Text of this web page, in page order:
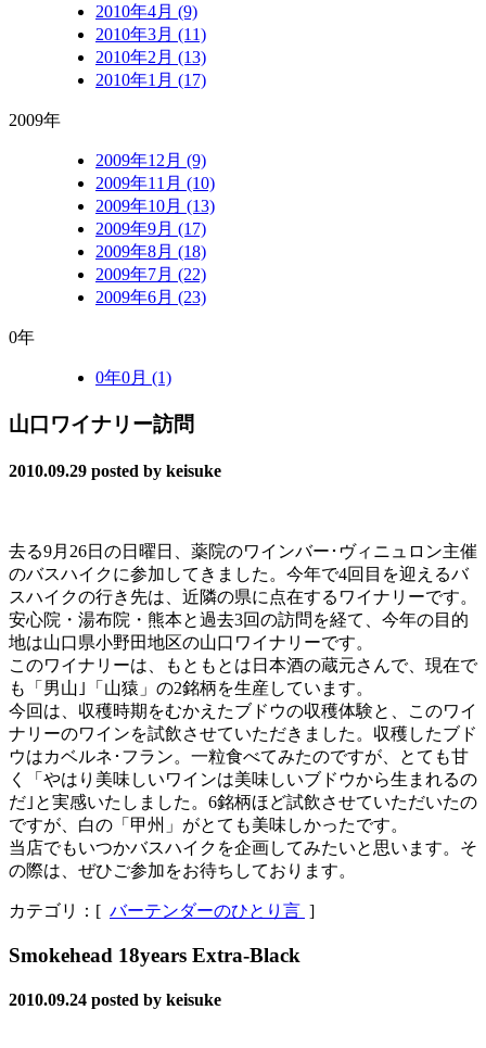
2010年4月 (9)
2010年3月 (11)
2010年2月 (13)
2010年1月 (17)
2009年
2009年12月 (9)
2009年11月 (10)
2009年10月 (13)
2009年9月 (17)
2009年8月 (18)
2009年7月 (22)
2009年6月 (23)
0年
0年0月 (1)
山口ワイナリー訪問
2010.09.29 posted by keisuke
去る9月26日の日曜日、薬院のワインバー･ヴィニュロン主催
のバスハイクに参加してきました。今年で4回目を迎えるバ
スハイクの行き先は、近隣の県に点在するワイナリーです。
安心院・湯布院・熊本と過去3回の訪問を経て、今年の目的
地は山口県小野田地区の山口ワイナリーです。
このワイナリーは、もともとは日本酒の蔵元さんで、現在で
も「男山｣「山猿」の2銘柄を生産しています。
今回は、収穫時期をむかえたブドウの収穫体験と、このワイ
ナリーのワインを試飲させていただきました。収穫したブド
ウはカベルネ･フラン。一粒食べてみたのですが、とても甘
く「やはり美味しいワインは美味しいブドウから生まれるの
だ｣と実感いたしました。6銘柄ほど試飲させていただいたの
ですが、白の「甲州」がとても美味しかったです。
当店でもいつかバスハイクを企画してみたいと思います。そ
の際は、ぜひご参加をお待ちしております。
カテゴリ：[ バーテンダーのひとり言 ]
Smokehead 18years Extra-Black
2010.09.24 posted by keisuke